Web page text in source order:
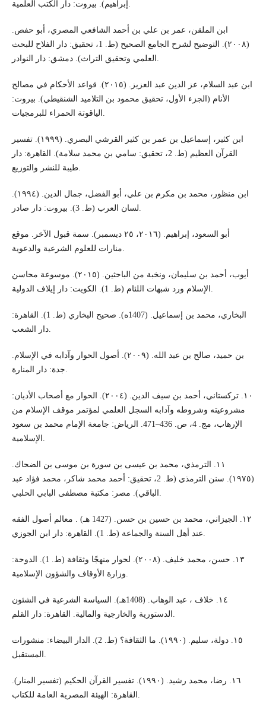
إبراهيم). بيروت: دار الكتب العلمية.
ابن الملقن، عمر بن علي بن أحمد الشافعي المصري، أبو حفص.
(٢٠٠٨). التوضيح لشرح الجامع الصحيح (ط. 1، تحقيق: دار الفلاح للبحث
العلمي وتحقيق التراث). دمشق: دار النوادر.
ابن عبد السلام، عز الدين عبد العزيز. (٢٠١٥). قواعد الأحكام في مصالح
الأنام (الجزء الأول، تحقيق محمود بن التلاميد الشنقيطي). بيروت:
الياقوتة الحمراء للبرمجيات.
ابن كثير، إسماعيل بن عمر بن كثير القرشي البصري. (١٩٩٩). تفسير
القرآن العظيم (ط. 2، تحقيق: سامي بن محمد سلامة). القاهرة: دار
طيبة للنشر والتوزيع.
ابن منظور، محمد بن مكرم بن علي، أبو الفضل، جمال الدين. (١٩٩٤).
لسان العرب (ط. 3). بيروت: دار صادر.
أبو السعود، إبراهيم. (٢٠١٦، ٢٥ ديسمبر). سمة قبول الآخر. موقع
منارات للعلوم الشرعية والدعوية.
أيوب، أحمد بن سليمان، ونخبة من الباحثين. (٢٠١٥). موسوعة محاسن
الإسلام ورد شبهات اللئام (ط. 1). الكويت: دار إيلاف الدولية.
البخاري، محمد بن إسماعيل. (1407ه). صحيح البخاري (ط. 1). القاهرة:
دار الشعب.
بن حميد، صالح بن عبد الله. (٢٠٠٩). أصول الحوار وآدابه في الإسلام.
جدة: دار المنارة.
١٠. تركستاني، أحمد بن سيف الدين. (٢٠٠٤). الحوار مع أصحاب الأديان:
مشروعيته وشروطه وآدابه السجل العلمي لمؤتمر موقف الإسلام من
الإرهاب، مج. 4، ص. 436–471. الرياض: جامعة الإمام محمد بن سعود
الإسلامية.
١١. الترمذي، محمد بن عيسى بن سورة بن موسى بن الضحاك.
(١٩٧٥). سنن الترمذي (ط. 2، تحقيق: أحمد محمد شاكر، محمد فؤاد عبد
الباقي). مصر: مكتبة مصطفى البابي الحلبي.
١٢. الجيزاني، محمد بن حسين بن حسن. (1427 هـ) . معالم أصول الفقه
عند أهل السنة والجماعة (ط. 1). القاهرة: دار ابن الجوزي.
١٣. حسن، محمد خليف. (٢٠٠٨). لحوار منهجًا وثقافة (ط. 1). الدوحة:
وزارة الأوقاف والشؤون الإسلامية.
١٤. خلاف ، عبد الوهاب. (1408هـ). السياسة الشرعية في الشئون
الدستورية والخارجية والمالية. القاهرة: دار القلم.
١٥. دولة، سليم. (١٩٩٠). ما الثقافة؟ (ط. 2). الدار البيضاء: منشورات
المستقبل.
١٦. رضا، محمد رشيد. (١٩٩٠). تفسير القرآن الحكيم (تفسير المنار).
القاهرة: الهيئة المصرية العامة للكتاب.